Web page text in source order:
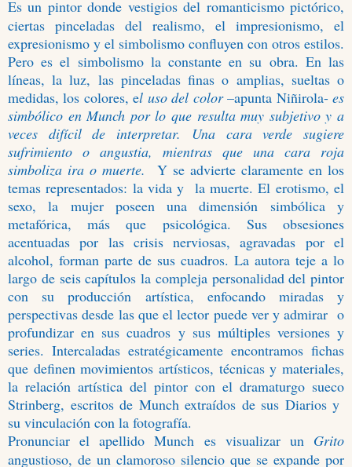
Es un pintor donde vestigios del romanticismo pictórico,
ciertas pinceladas del realismo, el impresionismo, el
expresionismo y el simbolismo confluyen con otros estilos.
Pero es el simbolismo la constante en su obra. En las
líneas, la luz, las pinceladas finas o amplias, sueltas o
medidas, los colores, el uso del color–apunta Niñirola-es
simbólico en Munch por lo que resulta muy subjetivo y a
veces difícil de interpretar. Una cara verde sugiere
sufrimiento o angustia, mientras que una cara roja
simboliza ira o muerte.
Y se advierte claramente en los
temas representados: la vida y la muerte. El erotismo, el
sexo, la mujer poseen una dimensión simbólica y
metafórica, más que psicológica. Sus obsesiones
acentuadas por las crisis nerviosas, agravadas por el
alcohol, forman parte de sus cuadros. La autora teje a lo
largo de seis capítulos la compleja personalidad del pintor
con su producción artística, enfocando miradas y
perspectivas desde las que el lector puede ver y admirar o
profundizar en sus cuadros y sus múltiples versiones y
series. Intercaladas estratégicamente encontramos fichas
que definen movimientos artísticos, técnicas y materiales,
la relación artística del pintor con el dramaturgo sueco
Strinberg, escritos de Munch extraídos de sus Diarios y
su vinculación con la fotografía.
Pronunciar el apellido Munch es visualizar un Grito
angustioso, de un clamoroso silencio que se expande por